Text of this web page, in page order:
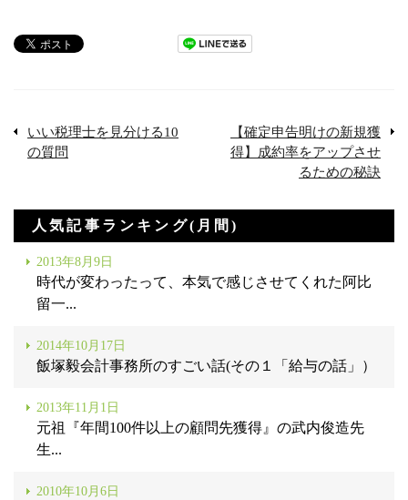
いい税理士を見分ける10
の質問
【確定申告明けの新規獲
得】成約率をアップさせ
るための秘訣
人気記事ランキング(月間)
2013年8月9日
時代が変わったって、本気で感じさせてくれた阿比
留一...
2014年10月17日
飯塚毅会計事務所のすごい話(その１「給与の話」）
2013年11月1日
元祖『年間100件以上の顧問先獲得』の武内俊造先
生...
2010年10月6日